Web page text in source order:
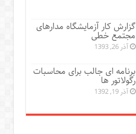
گزارش کار آزمایشگاه مدارهای
مجتمع خطی
آذر 26, 1393
برنامه ای جالب برای محاسبات
رگولاتور ها
آذر 19, 1392